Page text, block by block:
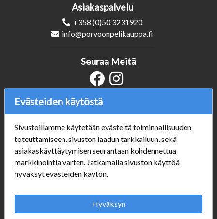
Asiakaspalvelu
+358 (0)50 3231920
info@porvoonpelikauppa.fi
Verkkokauppa
#Yhteiskuntavastuu
#porvoonsithlord
Tilaus- ja toimitusehdot
ALE TUOTTEET
Mannerheiminkatu 10
Seuraa Meitä
Evästeiden käytöstä
Sivustoillamme käytetään evästeitä toiminnallisuuden
toteuttamiseen, sivuston laadun tarkkailuun, sekä
asiakaskäyttäytymisen seurantaan kohdennettua
markkinointia varten. Jatkamalla sivuston käyttöä
hyväksyt evästeiden käytön.
Hyväksyn